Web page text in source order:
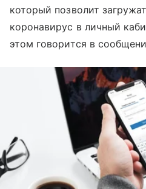
который позволит
коронавирус в личный
этом говорится в